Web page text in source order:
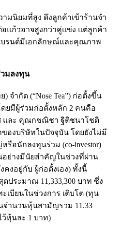
ามนิยมที่สูง ดึงลูกค้าเข้าร้านจํา
แก้วอาจสูงกว่าคู่แข่ง แต่ลูกค้า
บรนด์มีเอกลักษณ์และคุณภาพ
มลงทุน
) จํากัด (“Nose Tea”) ก่อตั้งขึ้น
ดยมีผู้ร่วมก่อตั้งหลัก 2 คนคือ
และ คุณกชณิชา ฐิติชนาโชติ
องบริษัทในปัจจุบัน โดยยังไม่มี
รือนักลงทุนร่วม (co-investor)
อย่างมีนัยสําคัญในช่วงที่ผ่าน
งอยู่กับ ผู้ก่อตั้งเอง) ทั้งนี้
ประมาณ 11,333,300 บาท ซึ่ง
เบียนในช่วงการ เติบโต (ทุน
จํานวนหุ้นสามัญรวม 11.33
หุ้นละ 1 บาท)